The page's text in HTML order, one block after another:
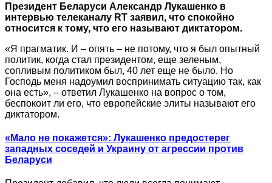
Президент Беларуси Александр Лукашенко в
интервью телеканалу RT заявил, что спокойно
относится к тому, что его называют диктатором.
«Я прагматик. И – опять – не потому, что я был опытный
политик, когда стал президентом, еще зеленым,
сопливым политиком был, 40 лет еще не было. Но
Господь меня надоумил воспринимать ситуацию так, как
она есть», – ответил Лукашенко на вопрос о том,
беспокоит ли его, что европейские элиты называют его
диктатором.
«Мало не покажется»: Лукашенко предостерег
западных соседей и Украину от агрессии против
Беларуси